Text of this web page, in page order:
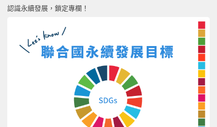
認識永續發展，鎖定專欄！